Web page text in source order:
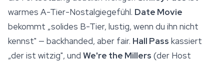
warmes A-Tier-Nostalgiegefühl. Date Movie
bekommt „solides B-Tier, lustig, wenn du ihn nicht
kennst" — backhanded, aber fair. Hall Pass kassiert
„der ist witzig", und We're the Millers (der Host